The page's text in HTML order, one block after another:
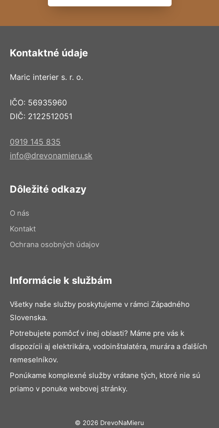
Kontaktné údaje
Maric interier s. r. o.
IČO: 56935960
DIČ: 2122512051
0919 145 835
info@drevonamieru.sk
Dôležité odkazy
O nás
Kontakt
Ochrana osobných údajov
Informácie k službám
Všetky naše služby poskytujeme v rámci Západného
Slovenska.
Potrebujete pomôcť v inej oblasti? Máme pre vás k
dispozícii aj elektrikára, vodoinštalatéra, murára a ďalších
remeselníkov.
Ponúkame komplexné služby vrátane tých, ktoré nie sú
priamo v ponuke webovej stránky.
© 2026 DrevoNaMieru